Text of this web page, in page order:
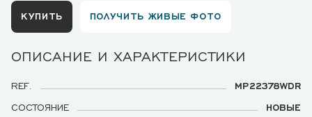
КУПИТЬ ПОЛУЧИТЬ ЖИВЫЕ ФОТО
ОПИСАНИЕ И ХАРАКТЕРИСТИКИ
REF.
MP22378WDR
СОСТОЯНИЕ
НОВЫЕ